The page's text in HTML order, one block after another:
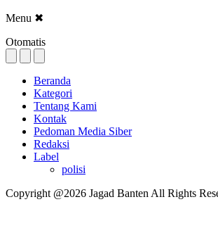
Menu ✖
Otomatis
Beranda
Kategori
Tentang Kami
Kontak
Pedoman Media Siber
Redaksi
Label
polisi
Copyright @2026 Jagad Banten All Rights